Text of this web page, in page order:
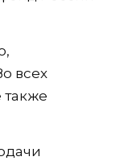
всех
также